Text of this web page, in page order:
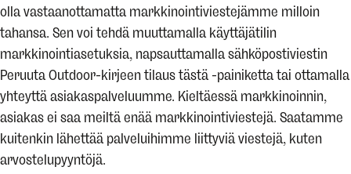
olla vastaanottamatta markkinointiviestejämme milloin
tahansa. Sen voi tehdä muuttamalla käyttäjätilin
markkinointiasetuksia, napsauttamalla sähköpostiviestin
Peruuta Outdoor-kirjeen tilaus tästä -painiketta tai ottamalla
yhteyttä asiakaspalveluumme. Kieltäessä markkinoinnin,
asiakas ei saa meiltä enää markkinointiviestejä. Saatamme
kuitenkin lähettää palveluihimme liittyviä viestejä, kuten
arvostelupyyntöjä.